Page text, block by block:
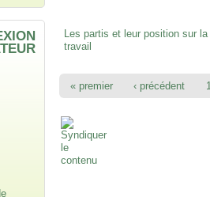
Les partis et leur position sur
travail
« premier ‹ précédent 1